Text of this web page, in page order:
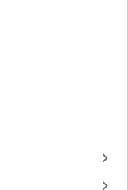
keyboard_arrow_right
keyboard_arrow_right